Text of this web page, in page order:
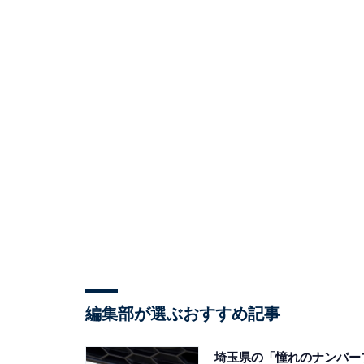
編集部が選ぶおすすめ記事
埼玉県の「憧れのナンバー